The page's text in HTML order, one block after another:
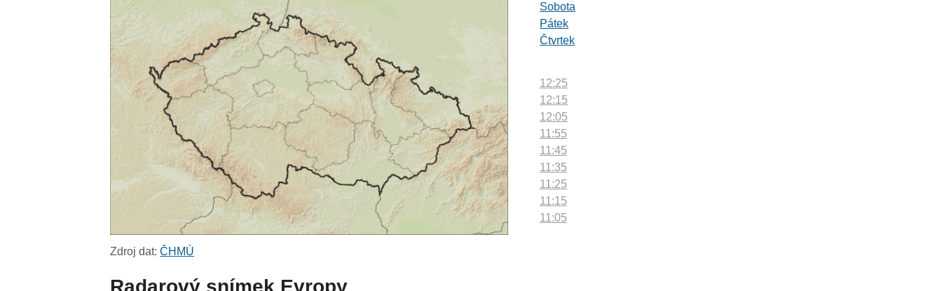
Sobota
Pátek
Čtvrtek
12:25
12:15
12:05
11:55
11:45
11:35
11:25
11:15
11:05
Zdroj dat:ČHMÚ
Radarový snímek Evropy